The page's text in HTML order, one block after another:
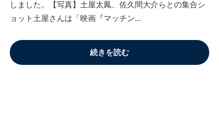
しました。【写真】土屋太鳳、佐久間大介らとの集合シ
ョット土屋さんは「映画『マッチン...
続きを読む